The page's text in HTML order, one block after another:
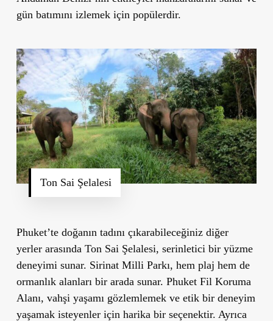
gün batımını izlemek için popülerdir.
Ton Sai Şelalesi
Phuket’te doğanın tadını çıkarabileceğiniz diğer
yerler arasında Ton Sai Şelalesi, serinletici bir yüzme
deneyimi sunar. Sirinat Milli Parkı, hem plaj hem de
ormanlık alanları bir arada sunar. Phuket Fil Koruma
Alanı, vahşi yaşamı gözlemlemek ve etik bir deneyim
yaşamak isteyenler için harika bir seçenektir. Ayrıca